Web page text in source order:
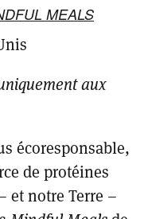
MEALS
aux
écoresponsable,
de protéines
et notre Terre –